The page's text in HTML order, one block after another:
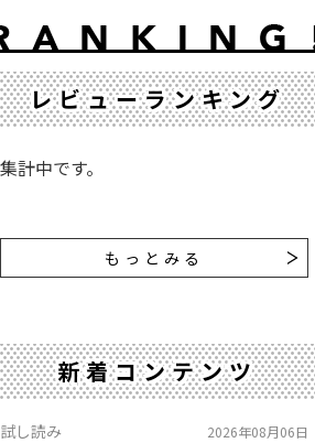
レビューランキング
集計中です。
もっとみる
新着コンテンツ
試し読み 2026年08月06日